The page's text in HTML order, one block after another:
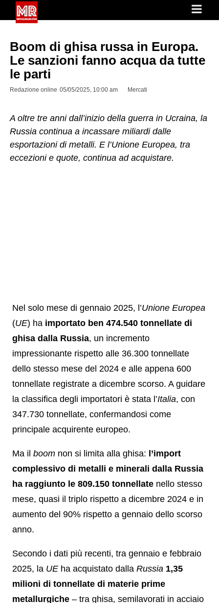
Boom di ghisa russa in Europa.
Le sanzioni fanno acqua da tutte
le parti
Redazione online 05/05/2025, 10:00 am Mercati
A oltre tre anni dall’inizio della guerra in Ucraina, la
Russia continua a incassare miliardi dalle
esportazioni di metalli. E l’Unione Europea, tra
eccezioni e quote, continua ad acquistare.
Nel solo mese di gennaio 2025, l’Unione Europea
(UE) ha importato ben 474.540 tonnellate di
ghisa dalla Russia, un incremento
impressionante rispetto alle 36.300 tonnellate
dello stesso mese del 2024 e alle appena 600
tonnellate registrate a dicembre scorso. A guidare
la classifica degli importatori è stata l’Italia, con
347.730 tonnellate, confermandosi come
principale acquirente europeo.
Ma il boom non si limita alla ghisa: l’import
complessivo di metalli e minerali dalla Russia
ha raggiunto le 809.150 tonnellate nello stesso
mese, quasi il triplo rispetto a dicembre 2024 e in
aumento del 90% rispetto a gennaio dello scorso
anno.
Secondo i dati più recenti, tra gennaio e febbraio
2025, la UE ha acquistato dalla Russia 1,35
milioni di tonnellate di materie prime
metallurgiche – tra ghisa, semilavorati in acciaio